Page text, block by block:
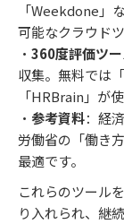
「Weekdone」
可能なクラウド
・ 360度評価ツ
収集。無料では
「HRBrain」が
・ 参考資料：経
労働省の「働き
最適です。
これらのツール
り入れられ、継